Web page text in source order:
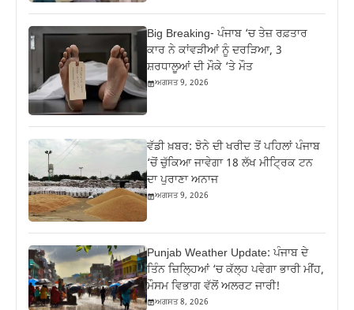
Big Breaking- ਪੰਜਾਬ ‘ਚ ਤੇਜ਼ ਰਫ਼ਤਾਰ
ਕਾਰ ਨੇ ਕਾਂਵੜੀਆਂ ਨੂੰ ਦਰੜਿਆ, 3
ਸ਼ਰਧਾਲੂਆਂ ਦੀ ਮੌਕੇ ‘ਤੇ ਮੌਤ
ਅਗਸਤ 9, 2026
ਵੱਡੀ ਖ਼ਬਰ: ਝੋਨੇ ਦੀ ਖਰੀਦ ਤੋਂ ਪਹਿਲਾਂ ਪੰਜਾਬ
‘ਚੋਂ ਚੁੱਕਿਆ ਜਾਵੇਗਾ 18 ਲੱਖ ਮੀਟ੍ਰਿਕ ਟਨ
ਦਾ ਪੁਰਾਣਾ ਅਨਾਜ
ਅਗਸਤ 9, 2026
Punjab Weather Update: ਪੰਜਾਬ ਦੇ
ਤਿੰਨ ਜ਼‍ਿਲ੍ਹਿਆਂ ‘ਚ ਕੱਲ੍ਹ ਪਵੇਗਾ ਭਾਰੀ ਮੀਂਹ,
ਮੌਸਮ ਵਿਭਾਗ ਵੱਲੋਂ ਅਲਰਟ ਜਾਰੀ!
ਅਗਸਤ 8, 2026